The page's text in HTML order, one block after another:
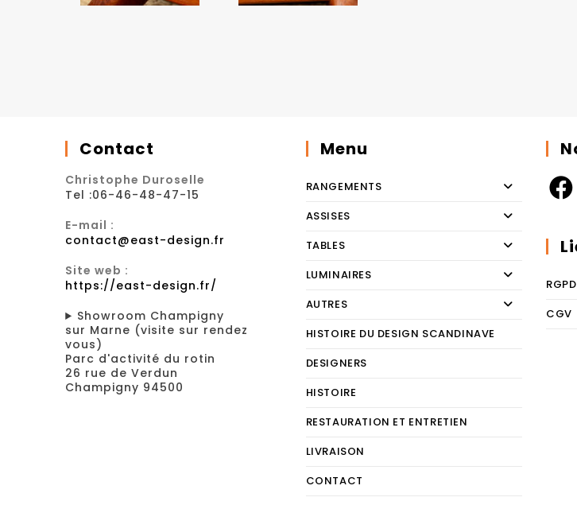
Contact
Christophe Duroselle
Tel :06-46-48-47-15
E-mail :
contact@east-design.fr
Site web :
https://east-design.fr/
Showroom Champigny
sur Marne (visite sur rendez
vous)
Parc d'activité du rotin
26 rue de Verdun
Champigny 94500
Menu
RANGEMENTS
ASSISES
TABLES
LUMINAIRES
AUTRES
HISTOIRE DU DESIGN SCANDINAVE
DESIGNERS
HISTOIRE
RESTAURATION ET ENTRETIEN
LIVRAISON
CONTACT
RGPD
CGV